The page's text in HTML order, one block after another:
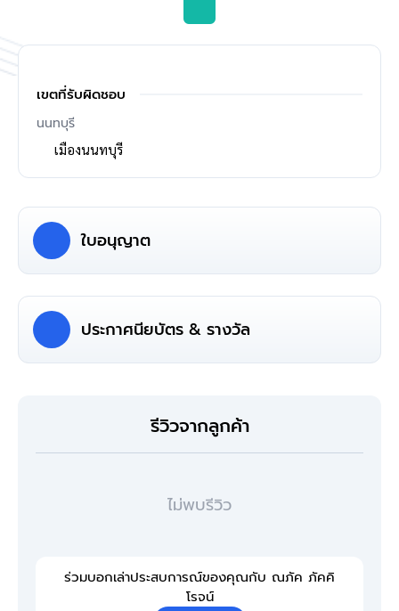
เขตที่รับผิดชอบ
นนทบุรี
เมืองนนทบุรี
ใบอนุญาต
ประกาศนียบัตร & รางวัล
รีวิวจากลูกค้า
ไม่พบรีวิว
ร่วมบอกเล่าประสบการณ์ของคุณกับ ณภัค ภัคคิ
โรจน์